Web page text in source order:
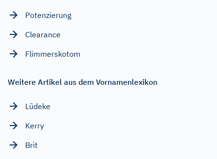
Potenzierung
Clearance
Flimmerskotom
Weitere Artikel aus dem Vornamenlexikon
Lüdeke
Kerry
Brit